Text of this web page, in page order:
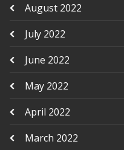
August 2022
July 2022
June 2022
May 2022
April 2022
March 2022